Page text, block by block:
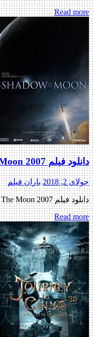
Read more
دانلود فیلم In The Shadow Of The Moon 2007
جولای 2, 2018 باران فیلم
دانلود فیلم In The Shadow Of The Moon 2007 In The Shadow Of The Moon 2007 با کیفیت BluRay 720p پیش نمایش فیلم اضافه شد کیفیت ۱۰۸۰p اضافه شد منتشر کننده فایل: ژانر : مستند […]
Read more